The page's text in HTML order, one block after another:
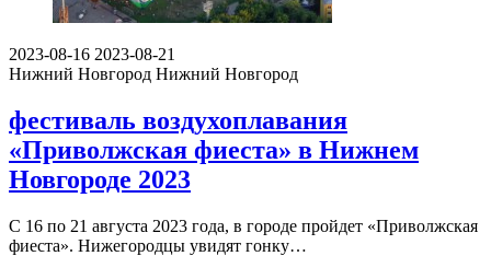
2023-08-16 2023-08-21
Нижний Новгород Нижний Новгород
фестиваль воздухоплавания
«Приволжская фиеста» в Нижнем
Новгороде 2023
С 16 по 21 августа 2023 года, в городе пройдет «Приволжская
фиеста». Нижегородцы увидят гонку…